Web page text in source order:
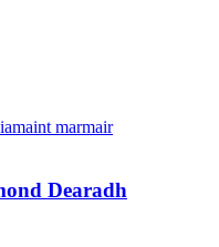
Dearadh